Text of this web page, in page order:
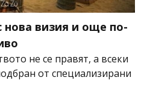
нова визия и още по-
не се правят, а всеки
от специализирани